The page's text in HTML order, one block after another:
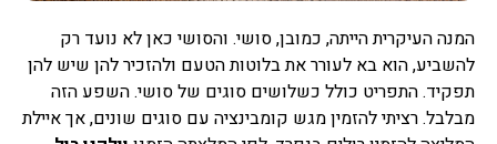
המנה העיקרית הייתה, כמובן, סושי. והסושי כאן לא נועד רק
להשביע, הוא בא לעורר את בלוטות הטעם ולהזכיר להן שיש להן
תפקיד. התפריט כולל כשלושים סוגים של סושי. השפע הזה
מבלבל. רציתי להזמין מגש קומבינציה עם סוגים שונים, אך איילת